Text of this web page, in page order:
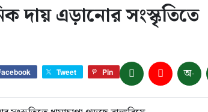
দায় এড়ানোর সংস্কৃতিতে
Tweet Pin অ-